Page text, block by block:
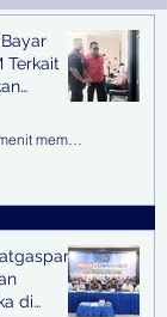
Recent Posts
Terkait
2 menit membaca
di